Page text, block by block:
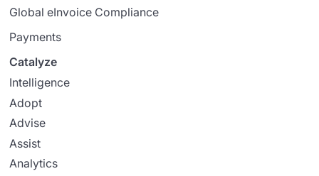
Global eInvoice Compliance
Payments
Catalyze
Intelligence
Adopt
Advise
Assist
Analytics